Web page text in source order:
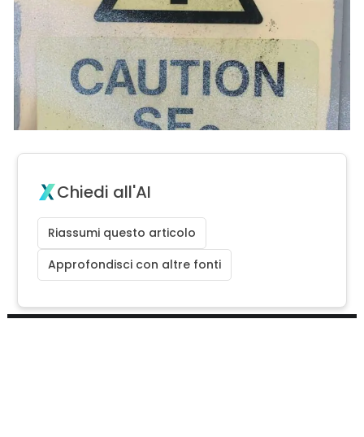
Chiedi all'AI
Riassumi questo articolo
Approfondisci con altre fonti